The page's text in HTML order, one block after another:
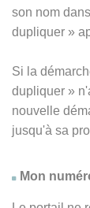
son nom
dupliquer »
Si la
dupliquer »
nouvelle
jusqu'à sa
Mon